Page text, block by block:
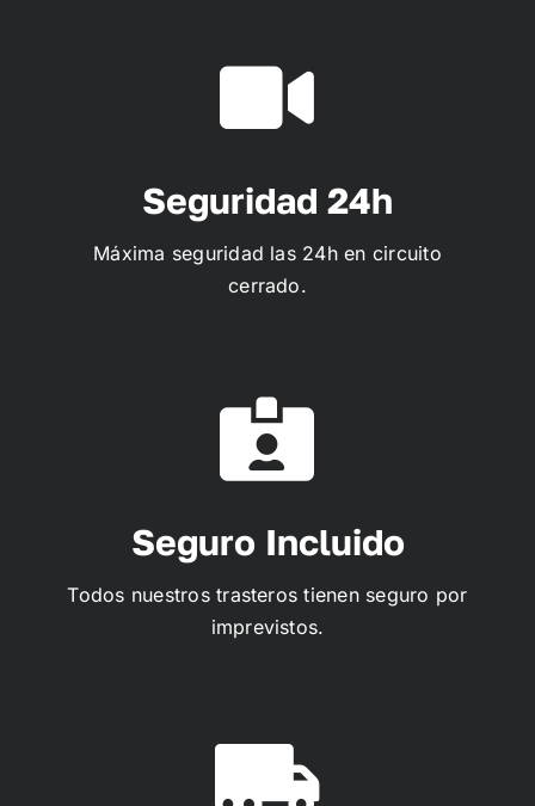
Seguridad 24h
Máxima seguridad las 24h en circuito
cerrado.
Seguro Incluido
Todos nuestros trasteros tienen seguro por
imprevistos.